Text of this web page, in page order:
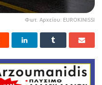
Φωτ. Αρχείου: EUROKINISSI